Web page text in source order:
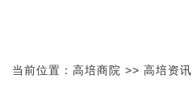
当前位置： 高培商院 >> 高培资讯